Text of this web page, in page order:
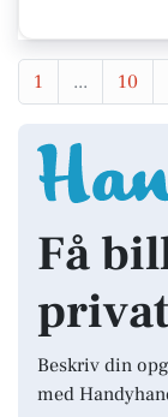
1 ... 10
Få
Beskriv din
med